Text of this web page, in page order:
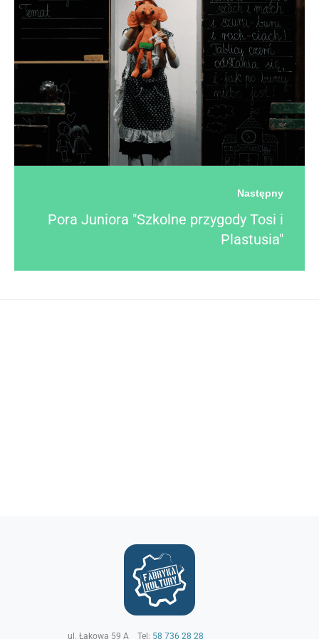
Następny
Pora Juniora "Szkolne przygody Tosi i
Plastusia"
ul. Łąkowa 59 A Tel: 58 736 28 28